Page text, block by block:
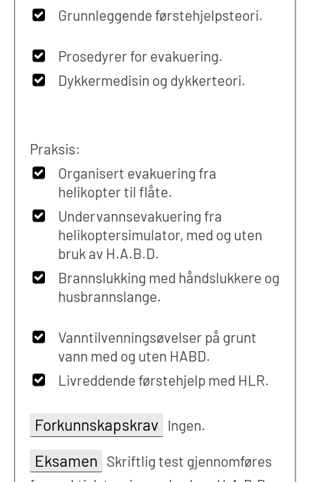
Grunnleggende førstehjelpsteori.
Prosedyrer for evakuering.
Dykkermedisin og dykkerteori.
Praksis:
Organisert evakuering fra
helikopter til flåte.
Undervannsevakuering fra
helikoptersimulator, med og uten
bruk av H.A.B.D.
Brannslukking med håndslukkere og
husbrannslange.
Vanntilvenningsøvelser på grunt
vann med og uten HABD.
Livreddende førstehjelp med HLR.
Forkunnskapskrav Ingen.
Eksamen Skriftlig test gjennomføres